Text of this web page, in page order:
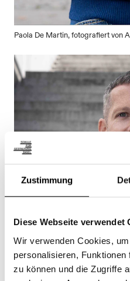
Zustimmung
Diese Webseite verwendet
Wir verwenden Cookies,
personalisieren,
zu können und die Zugriffe
Paola De Martin, fotografiert von